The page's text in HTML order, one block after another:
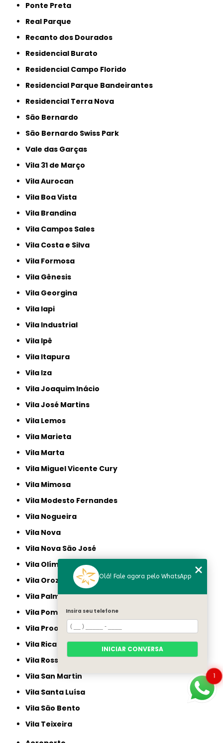
Ponte Preta
Real Parque
Recanto dos Dourados
Residencial Burato
Residencial Campo Florido
Residencial Parque Bandeirantes
Residencial Terra Nova
São Bernardo
São Bernardo Swiss Park
Vale das Garças
Vila 31 de Março
Vila Aurocan
Vila Boa Vista
Vila Brandina
Vila Campos Sales
Vila Costa e Silva
Vila Formosa
Vila Gênesis
Vila Georgina
Vila Iapi
Vila Industrial
Vila Ipê
Vila Itapura
Vila Iza
Vila Joaquim Inácio
Vila José Martins
Vila Lemos
Vila Marieta
Vila Marta
Vila Miguel Vicente Cury
Vila Mimosa
Vila Modesto Fernandes
Vila Nogueira
Vila Nova
Vila Nova São José
Vila Olímpia
Vila Orozimbo Maia
Vila Palmeiras
Vila Pompéia
Vila Proost de Sousa
Vila Rica
Vila Rossi e Siqueira
Vila San Martin
Vila Santa Luísa
Vila São Bento
Vila Teixeira
1
Olá! Fale agora pelo WhatsApp
Insira seu telefone
INICIAR CONVERSA